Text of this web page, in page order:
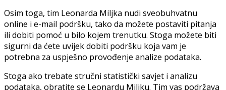
Osim toga, tim Leonarda Miljka nudi sveobuhvatnu
online i e-mail podršku, tako da možete postaviti pitanja
ili dobiti pomoć u bilo kojem trenutku. Stoga možete biti
sigurni da ćete uvijek dobiti podršku koja vam je
potrebna za uspješno provođenje analize podataka.
Stoga ako trebate stručni statistički savjet i analizu
podataka, obratite se Leonardu Miljku. Tim vas podržava